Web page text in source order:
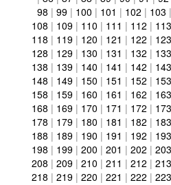
98 | 99 | 100 | 101 | 102 | 103 |
108 | 109 | 110 | 111 | 112 | 113
118 | 119 | 120 | 121 | 122 | 123
128 | 129 | 130 | 131 | 132 | 133
138 | 139 | 140 | 141 | 142 | 143
148 | 149 | 150 | 151 | 152 | 153
158 | 159 | 160 | 161 | 162 | 163
168 | 169 | 170 | 171 | 172 | 173
178 | 179 | 180 | 181 | 182 | 183
188 | 189 | 190 | 191 | 192 | 193
198 | 199 | 200 | 201 | 202 | 203
208 | 209 | 210 | 211 | 212 | 213
218 | 219 | 220 | 221 | 222 | 223